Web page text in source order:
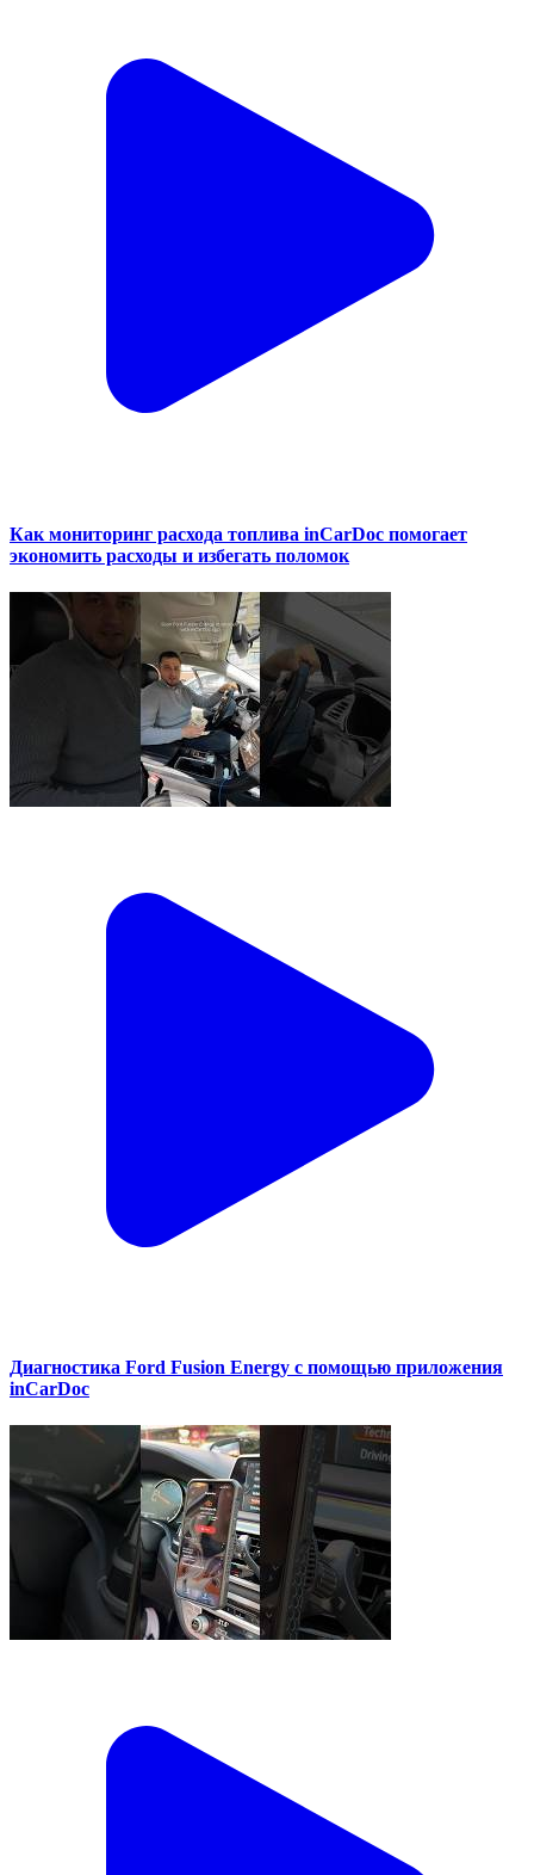
Как мониторинг расхода топлива inCarDoc помогает
экономить расходы и избегать поломок
Диагностика Ford Fusion Energy с помощью приложения
inCarDoc